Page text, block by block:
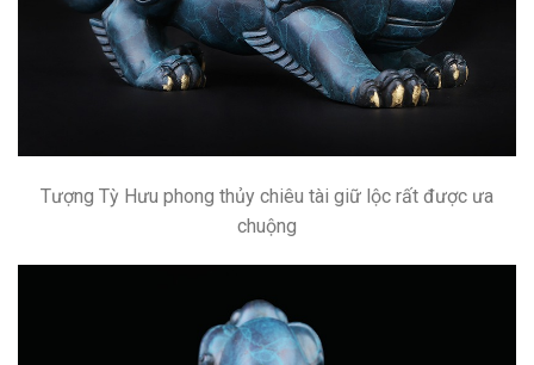
Tượng Tỳ Hưu phong thủy chiêu tài giữ lộc rất được ưa
chuộng